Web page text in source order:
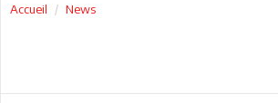
Accueil News